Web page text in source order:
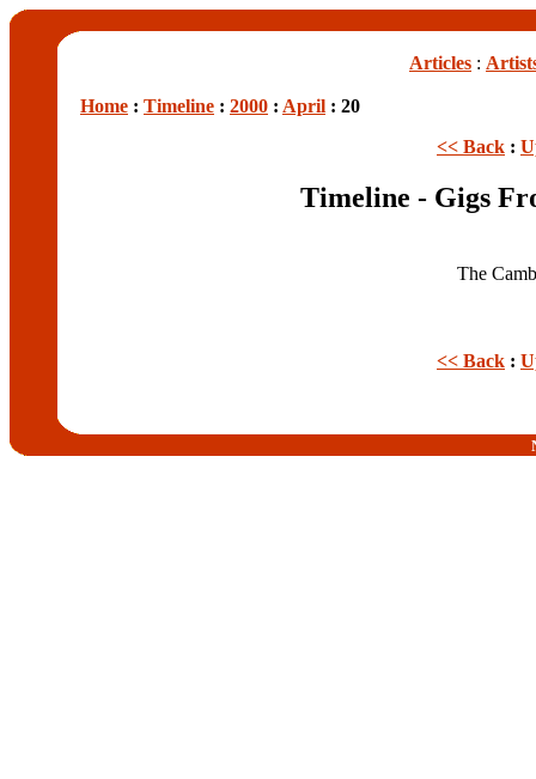
Articles :
Home : Timeline : 2000 : April : 20
<< Back :
Timeline - Gigs
The
<< Back :